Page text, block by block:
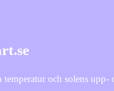
och solens upp-